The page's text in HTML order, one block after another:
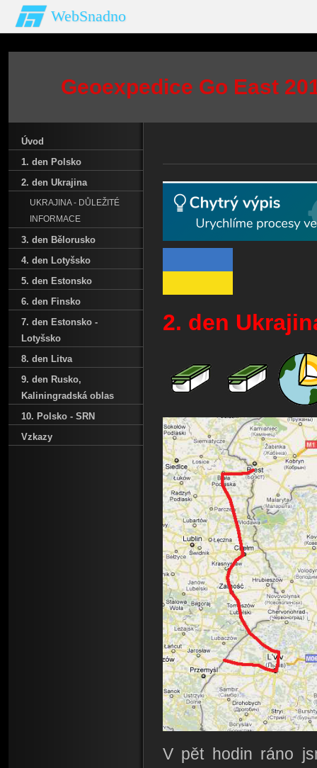
WebSnadno
Geoexpedice Go East
2. den
V pět hodin ráno
Úvod
1. den Polsko
2. den Ukrajina
UKRAJINA - DŮLEŽITÉ
INFORMACE
3. den Bělorusko
4. den Lotyšsko
5. den Estonsko
6. den Finsko
7. den Estonsko -
Lotyšsko
8. den Litva
9. den Rusko‚
Kaliningradská oblas
10. Polsko - SRN
Vzkazy